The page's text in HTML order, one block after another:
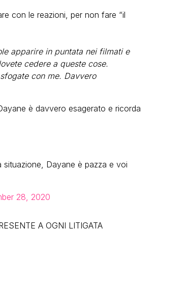
con le reazioni, per non fare “il
apparire in puntata nei filmati e
cedere a queste cose.
con me. Davvero
è davvero esagerato e ricorda
situazione, Dayane è pazza e voi
28, 2020
A OGNI LITIGATA